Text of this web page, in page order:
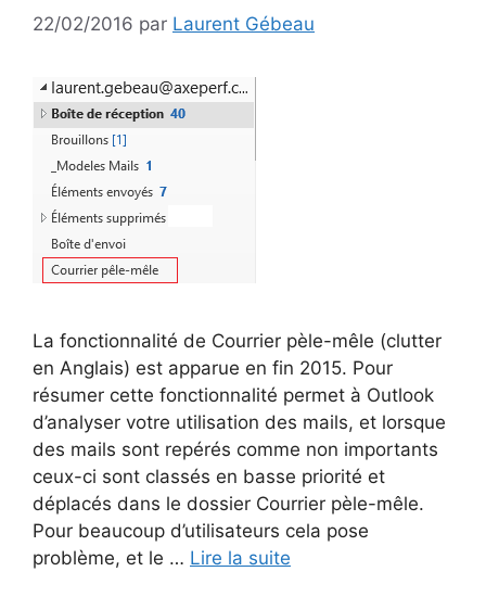
22/02/2016 par Laurent Gébeau
La fonctionnalité de Courrier pèle-mêle (clutter
en Anglais) est apparue en fin 2015. Pour
résumer cette fonctionnalité permet à Outlook
d’analyser votre utilisation des mails, et lorsque
des mails sont repérés comme non importants
ceux-ci sont classés en basse priorité et
déplacés dans le dossier Courrier pèle-mêle.
Pour beaucoup d’utilisateurs cela pose
problème, et le … Lire la suite